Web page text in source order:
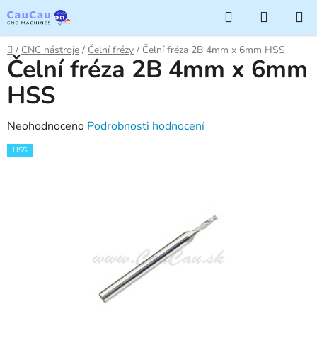
na
obsah
Hledat
KOŠÍK
Domů
/ CNC nástroje / Čelní frézy / Čelní fréza 2B 4mm x 6mm HSS
Čelní fréza 2B 4mm x 6mm
HSS
Průměrné
hodnocení
Neohodnoceno Podrobnosti hodnocení
HSS